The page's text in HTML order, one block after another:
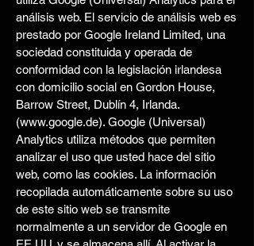
análisis web. El servicio de análisis web es
prestado por Google Ireland Limited, una
sociedad constituida y operada de
conformidad con la legislación irlandesa
con domicilio social en Gordon House,
Barrow Street, Dublín 4, Irlanda.
(www.google.de). Google (Universal)
Analytics utiliza métodos que permiten
analizar el uso que usted hace del sitio
web, como las cookies. La información
recopilada automáticamente sobre su uso
de este sitio web se transmite
normalmente a un servidor de Google en